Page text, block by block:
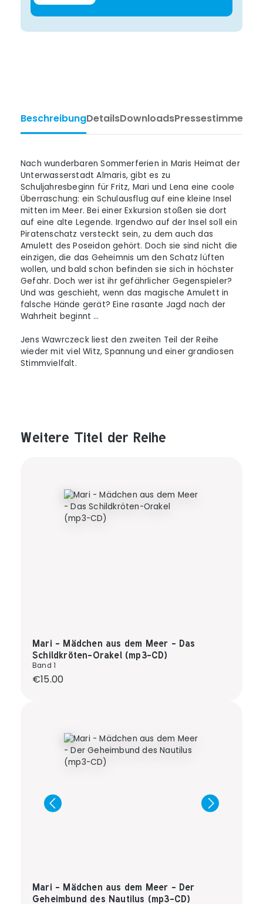
BeschreibungDetailsDownloadsPressestimmen
Nach wunderbaren Sommerferien in Maris Heimat der
Unterwasserstadt Almaris, gibt es zu
Schuljahresbeginn für Fritz, Mari und Lena eine coole
Überraschung: ein Schulausflug auf eine kleine Insel
mitten im Meer. Bei einer Exkursion stoßen sie dort
auf eine alte Legende. Irgendwo auf der Insel soll ein
Piratenschatz versteckt sein, zu dem auch das
Amulett des Poseidon gehört. Doch sie sind nicht die
einzigen, die das Geheimnis um den Schatz lüften
wollen, und bald schon befinden sie sich in höchster
Gefahr. Doch wer ist ihr gefährlicher Gegenspieler?
Und was geschieht, wenn das magische Amulett in
falsche Hände gerät? Eine rasante Jagd nach der
Wahrheit beginnt …
Jens Wawrczeck liest den zweiten Teil der Reihe
wieder mit viel Witz, Spannung und einer grandiosen
Stimmvielfalt.
Produktgalerie überspringen
Weitere Titel der Reihe
Mari - Mädchen aus dem Meer - Das
Schildkröten-Orakel (mp3-CD)
Band 1
Regular price:
€15.00
Mari - Mädchen aus dem Meer - Der
Geheimbund des Nautilus (mp3-CD)